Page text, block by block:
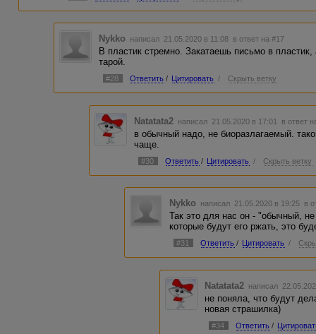
Nykko написал 21.05.2020 в 11:08 в ответ на #17
В пластик стремно. Закатаешь письмо в
тарой.
#28 Ответить / Цитировать / Скрыть ветку
Natatata2 написал 21.05.2020 в 17:01 в ответ
в обычный надо, не биоразлагаемый.
чаще.
#30 Ответить / Цитировать / Скрыть ветку
Nykko написал 21.05.2020 в 19:25 в
Так это для нас он - "обычный,
которые будут его ржать, это
#31 Ответить / Цитировать /
Natatata2 написал
не поняла, что будут
новая страшилка)
#34 Ответить /